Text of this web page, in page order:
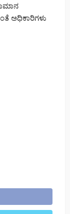
ಅಧಿಕಾರಿಗಳು